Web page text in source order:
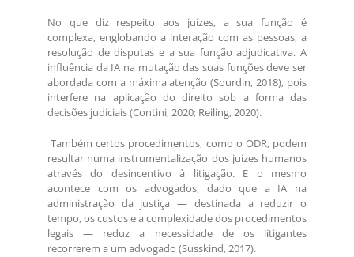
No que diz respeito aos juízes, a sua função é
complexa, englobando a interação com as pessoas, a
resolução de disputas e a sua função adjudicativa. A
influência da IA na mutação das suas funções deve ser
abordada com a máxima atenção (Sourdin, 2018), pois
interfere na aplicação do direito sob a forma das
decisões judiciais (Contini, 2020; Reiling, 2020).
Também certos procedimentos, como o ODR, podem
resultar numa instrumentalização dos juízes humanos
através do desincentivo à litigação. E o mesmo
acontece com os advogados, dado que a IA na
administração da justiça — destinada a reduzir o
tempo, os custos e a complexidade dos procedimentos
legais — reduz a necessidade de os litigantes
recorrerem a um advogado (Susskind, 2017).